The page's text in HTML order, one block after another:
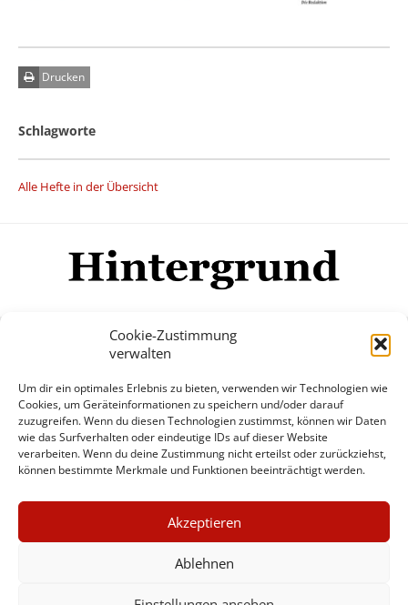
Cookie-Zustimmung
verwalten
Um dir ein optimales Erlebnis zu bieten, verwenden wir Technologien wie
Cookies, um Geräteinformationen zu speichern und/oder darauf
zuzugreifen. Wenn du diesen Technologien zustimmst, können wir Daten
wie das Surfverhalten oder eindeutige IDs auf dieser Website
verarbeiten. Wenn du deine Zustimmung nicht erteilst oder zurückziehst,
können bestimmte Merkmale und Funktionen beeinträchtigt werden.
Akzeptieren
Ablehnen
Drucken
Schlagworte
Alle Hefte in der Übersicht
Mehr
© Copyright Hintergrund.de, 2015 - 2026
Zum Newsletter jetzt kostenlos
anmelden
erscheint ca. alle 4 Wochen
×